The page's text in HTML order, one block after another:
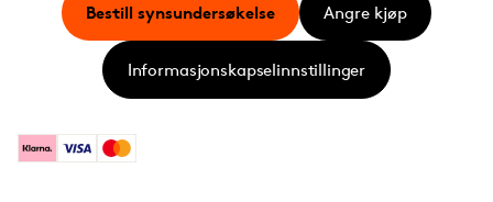
KlarnaVisa Mastercard
Bestill synsundersøkelse Angre kjøp
Informasjonskapselinnstillinger